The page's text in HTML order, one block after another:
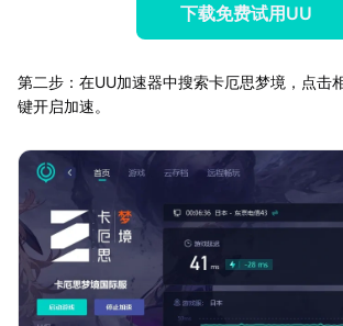
下载免费试用UU
第二步：在UU加速器中搜索卡厄思梦境，点击
键开启加速。